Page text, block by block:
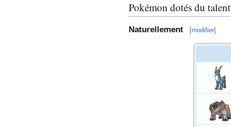
Pokémon dotés du talent
Naturellement [modifier]